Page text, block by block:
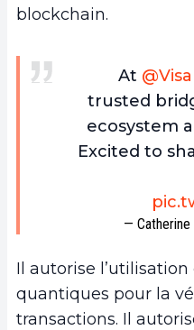
blockchain.
At @Visa
trusted
ecosystem
Excited to
— Catherine
Il autorise
quantiques pour la
transactions. Il